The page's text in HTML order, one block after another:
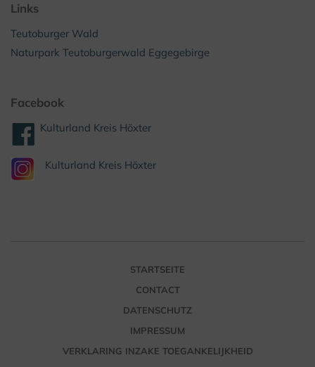
Links
Teutoburger Wald
Naturpark Teutoburgerwald Eggegebirge
Facebook
Kulturland Kreis Höxter
Kulturland Kreis Höxter
STARTSEITE
CONTACT
DATENSCHUTZ
IMPRESSUM
VERKLARING INZAKE TOEGANKELIJKHEID